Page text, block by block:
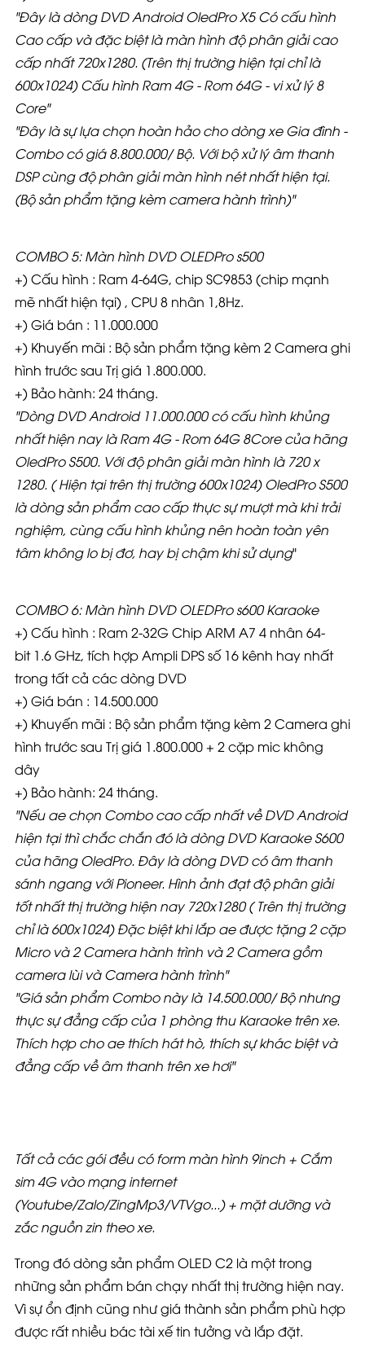
"Đây là dòng DVD Android OledPro X5 Có cấu hình
Cao cấp và đặc biệt là màn hình độ phân giải cao
cấp nhất 720x1280. (Trên thị trường hiện tại chỉ là
600x1024) Cấu hình Ram 4G - Rom 64G - vi xử lý 8
Core"
"Đây là sự lựa chọn hoàn hảo cho dòng xe Gia đình -
Combo có giá 8.800.000/ Bộ. Với bộ xử lý âm thanh
DSP cùng độ phân giải màn hình nét nhất hiện tại.
(Bộ sản phẩm tặng kèm camera hành trình)"
COMBO 5: Màn hình DVD OLEDPro s500
+) Cấu hình : Ram 4-64G, chip SC9853 (chip mạnh
mẽ nhất hiện tại) , CPU 8 nhân 1,8Hz.
+) Giá bán : 11.000.000
+) Khuyến mãi : Bộ sản phẩm tặng kèm 2 Camera ghi
hình trước sau Trị giá 1.800.000.
+) Bảo hành: 24 tháng.
"Dòng DVD Android 11.000.000 có cấu hình khủng
nhất hiện nay là Ram 4G - Rom 64G 8Core của hãng
OledPro S500. Với độ phân giải màn hình là 720 x
1280. ( Hiện tại trên thị trường 600x1024) OledPro S500
là dòng sản phẩm cao cấp thực sự mượt mà khi trải
nghiệm, cùng cấu hình khủng nên hoàn toàn yên
tâm không lo bị đơ, hay bị chậm khi sử dụng"
COMBO 6: Màn hình DVD OLEDPro s600 Karaoke
+) Cấu hình : Ram 2-32G Chip ARM A7 4 nhân 64-
bit 1.6 GHz, tích hợp Ampli DPS số 16 kênh hay nhất
trong tất cả các dòng DVD
+) Giá bán : 14.500.000
+) Khuyến mãi : Bộ sản phẩm tặng kèm 2 Camera ghi
hình trước sau Trị giá 1.800.000 + 2 cặp mic không
dây
+) Bảo hành: 24 tháng.
"Nếu ae chọn Combo cao cấp nhất về DVD Android
hiện tại thì chắc chắn đó là dòng DVD Karaoke S600
của hãng OledPro. Đây là dòng DVD có âm thanh
sánh ngang với Pioneer. Hình ảnh đạt độ phân giải
tốt nhất thị trường hiện nay 720x1280 ( Trên thị trường
chỉ là 600x1024) Đặc biệt khi lắp ae được tặng 2 cặp
Micro và 2 Camera hành trình và 2 Camera gồm
camera lùi và Camera hành trình"
"Giá sản phẩm Combo này là 14.500.000/ Bộ nhưng
thực sự đẳng cấp của 1 phòng thu Karaoke trên xe.
Thích hợp cho ae thích hát hò, thích sự khác biệt và
đẳng cấp về âm thanh trên xe hơi"
Tất cả các gói đều có form màn hình 9inch + Cắm
sim 4G vào mạng internet
(Youtube/Zalo/ZingMp3/VTVgo...) + mặt dưỡng và
zắc nguồn zin theo xe.
Trong đó dòng sản phẩm OLED C2 là một trong
những sản phẩm bán chạy nhất thị trường hiện nay.
Vì sự ổn định cũng như giá thành sản phẩm phù hợp
được rất nhiều bác tài xế tin tưởng và lắp đặt.